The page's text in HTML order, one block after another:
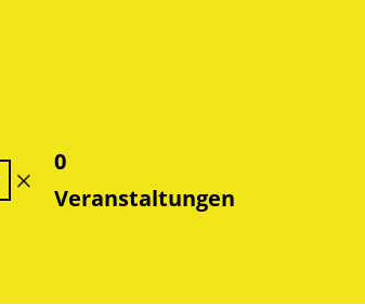
Filter
löschen
0
Veranstaltungen